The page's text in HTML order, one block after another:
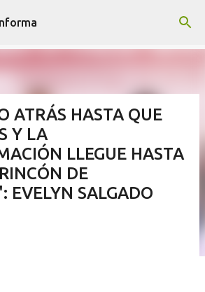
contenido principal
ATRÁS HASTA QUE
Y LA
LLEGUE HASTA
DE
EVELYN SALGADO